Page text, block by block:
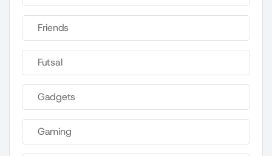
Friends
Futsal
Gadgets
Gaming